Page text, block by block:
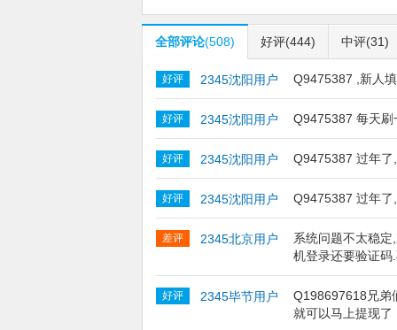
全部评论(508) 好评(444) 中评(31)
好评 2345沈阳用户 Q9475387 ,新人
好评 2345沈阳用户 Q9475387 每天
好评 2345沈阳用户 Q9475387 过年
好评 2345沈阳用户 Q9475387 过年
差评 2345北京用户
系统问题不太稳
机登录还要验证
好评 2345毕节用户
Q198697618兄弟
就可以马上提现了